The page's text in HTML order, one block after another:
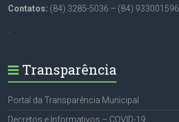
Contatos: (84) 3285-5036 – (84) 933001596
.
Transparência
Portal da Transparência Municipal
Decretos e Informativos – COVID-19